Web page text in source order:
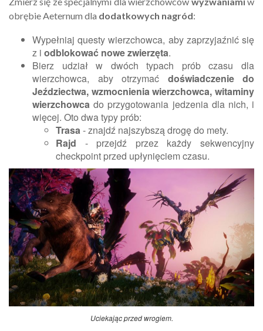
obrębie Aeternum dla dodatkowych nagród:
Wypełniaj questy wierzchowca, aby zaprzyjaźnić się
z i odblokować nowe zwierzęta.
Bierz udział w dwóch typach prób czasu dla
wierzchowca, aby otrzymać doświadczenie do
Jeździectwa, wzmocnienia wierzchowca, witaminy
wierzchowca do przygotowania jedzenia dla nich, i
więcej. Oto dwa typy prób:
Trasa- znajdź najszybszą drogę do mety.
Rajd - przejdź przez każdy sekwencyjny
checkpoint przed upłynięciem czasu.
Uciekając przed wrogiem.